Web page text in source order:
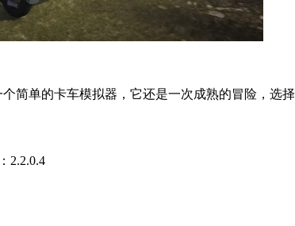
个简单的卡车模拟器，它还是一次成熟的冒险，
2.2.0.4